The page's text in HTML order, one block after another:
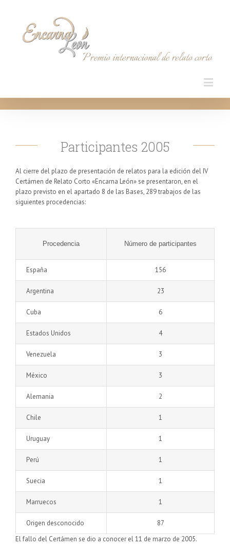
Participantes 2005
Al cierre del plazo de presentación de relatos para la edición del IV
Certámen de Relato Corto «Encarna León» se presentaron, en el
plazo previsto en el apartado 8 de las Bases, 289 trabajos de las
siguientes procedencias:
Procedencia Número de participantes
España 156
Argentina 23
Cuba 6
Estados Unidos 4
Venezuela 3
México 3
Alemania 2
Chile 1
Uruguay 1
Perú 1
Suecia 1
Marruecos 1
Origen desconocido
87
El fallo del Certámen se dio a conocer el 11 de marzo de 2005.